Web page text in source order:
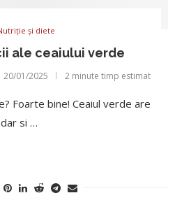
și diete
ale ceaiului verde
20/01/2025 2 minute timp estimat
Foarte bine! Ceaiul verde are
si …